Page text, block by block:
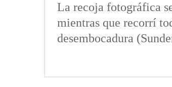
La recoja fotográfica
mientras que recorrí
desembocadura